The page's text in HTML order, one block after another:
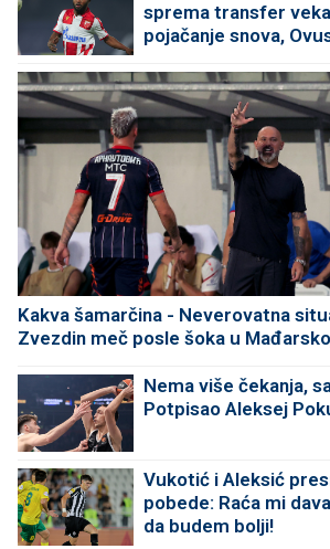
sprema transfer
pojačanje snova,
Kakva šamarčina - Neverovatna
Zvezdin meč posle šoka u
Nema više čekanja,
Potpisao Aleksej
Vukotić i Aleksić
pobede: Raća mi
da budem bolji!